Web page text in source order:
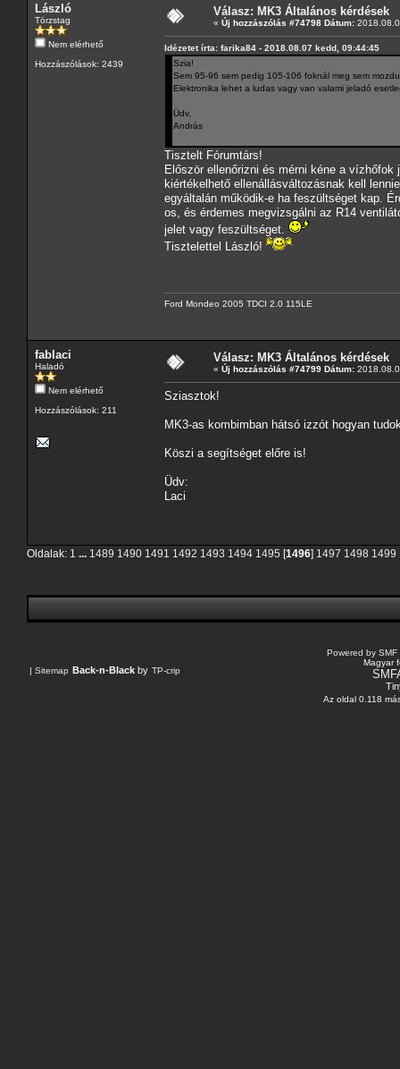
László
Törzstag
Nem elérhető
Hozzászólások: 2439
Válasz: MK3 Általános kérdések
« Új hozzászólás #74798 Dátum:
Idézetet írta: farika84 - 2018.08.07 kedd, 09:44:45
Szia!
Sem 95-96 sem pedig 105-106 foknál meg sem
Elektronika lehet a ludas vagy van valami jeladó
Üdv,
András
Tisztelt Fórumtárs!
Először ellenőrizni és mérni kéne a
kiértékelhető ellenállásváltozásnak kell
egyáltalán működik-e ha feszültséget kap.
os, és érdemes megvizsgálni az R14
jelet vagy feszültséget.
Tisztelettel László!
Ford Mondeo 2005 TDCI 2.0 115LE
fablaci
Haladó
Nem elérhető
Hozzászólások: 211
Válasz: MK3 Általános kérdések
« Új hozzászólás #74799 Dátum:
Sziasztok!
MK3-as kombimban hátsó izzót hogyan
Köszi a segítséget előre is!
Üdv:
Laci
Oldalak: 1 ... 1489 1490 1491 1492 1493 1494 1495 [1496] 1497 1498 1499
| Sitemap Back-n-Black by TP-crip
Powered by SMF
Magyar
Az oldal 0.118